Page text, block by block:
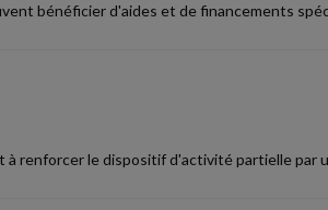
bénéficier d'aides et de financements
à renforcer le dispositif d'activité partielle par